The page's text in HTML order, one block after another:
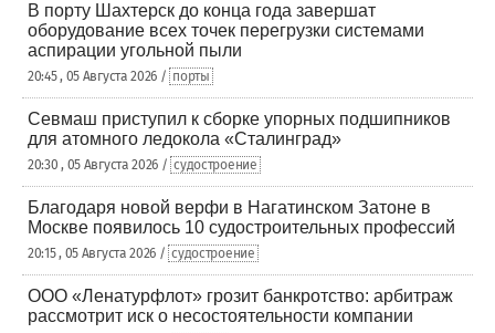
В порту Шахтерск до конца года завершат
оборудование всех точек перегрузки системами
аспирации угольной пыли
20:45 , 05 Августа 2026 / порты
Севмаш приступил к сборке упорных подшипников
для атомного ледокола «Сталинград»
20:30 , 05 Августа 2026 / судостроение
Благодаря новой верфи в Нагатинском Затоне в
Москве появилось 10 судостроительных профессий
20:15 , 05 Августа 2026 / судостроение
ООО «Ленатурфлот» грозит банкротство: арбитраж
рассмотрит иск о несостоятельности компании